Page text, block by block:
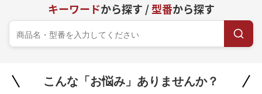
キーワードから探す /型番から探す
こんな「お悩み」ありませんか？